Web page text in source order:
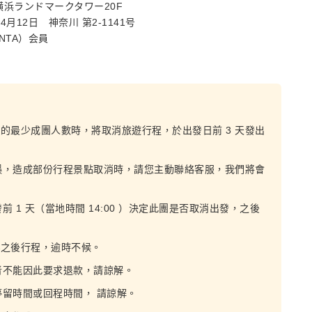
ランドマークタワー20F
12日 神奈川 第2-1141号
）会員
最少成團人數時，將取消旅遊行程，於出發日前 3 天發出
造成部份行程景點取消時，請您主動聯絡客服，我們將會
1 天（當地時間 14:00 ）決定此團是否取消出發，之後
後行程，逾時不候。
能因此要求退款，請諒解。
時間或回程時間， 請諒解。